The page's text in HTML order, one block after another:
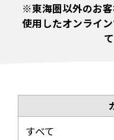
※東海圏以外のお
使用したオンライ
すべて